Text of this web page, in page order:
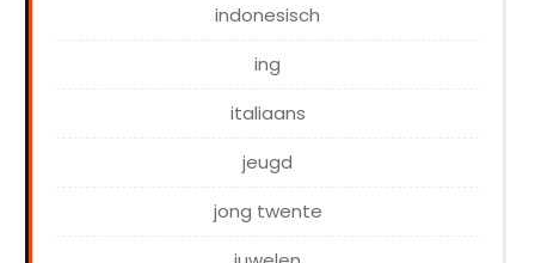
indonesisch
ing
italiaans
jeugd
jong twente